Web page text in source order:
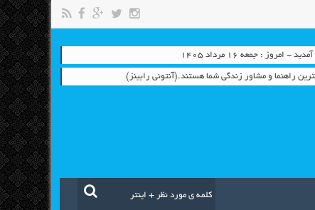
: جمعه ۱۶ مرداد ۱۴۰۵
راهنما و مشاور زندگي شما هستند.(آنتوني رابينز)